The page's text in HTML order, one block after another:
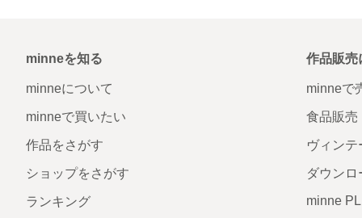
minneを知る
minneについて
minneで買いたい
作品をさがす
ショップをさがす
ランキング
作品販売
minneで
食品販売
ヴィンテ
ダウンロ
minne